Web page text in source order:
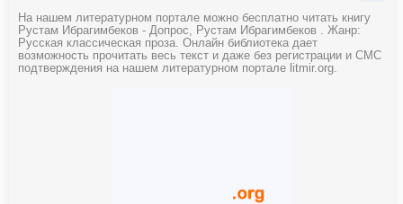
На нашем литературном портале можно бесплатно читать книгу
Рустам Ибрагимбеков - Допрос, Рустам Ибрагимбеков . Жанр:
Русская классическая проза. Онлайн библиотека дает
возможность прочитать весь текст и даже без регистрации и СМС
подтверждения на нашем литературном портале litmir.org.